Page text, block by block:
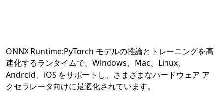
ONNX Runtime:PyTorch モデルの推論とトレーニングを高
速化するランタイムで、Windows、Mac、Linux、
Android、iOS をサポートし、さまざまなハードウェア ア
クセラレータ向けに最適化されています。